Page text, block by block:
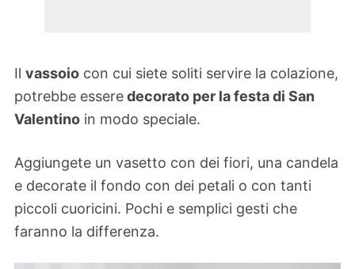
Il vassoio con cui siete soliti servire la colazione,
potrebbe esseredecorato per la festa di San
Valentino in modo speciale.
Aggiungete un vasetto con dei fiori, una candela
e decorate il fondo con dei petali o con tanti
piccoli cuoricini. Pochi e semplici gesti che
faranno la differenza.